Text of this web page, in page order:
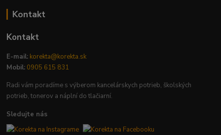
Kontakt
Kontakt
E-mail: korekta@korekta.sk
Mobil: 0905 615 831
Radi vám poradíme s výberom kancelárskych potrieb, školských
potrieb, tonerov a náplní do tlačiarní.
Sledujte nás